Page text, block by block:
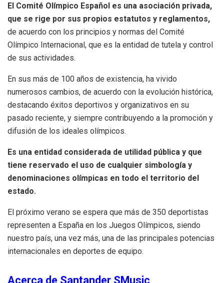
El Comité Olímpico Español es una asociación privada,
que se rige por sus propios estatutos y reglamentos,
de acuerdo con los principios y normas del Comité
Olímpico Internacional, que es la entidad de tutela y control
de sus actividades.
En sus más de 100 años de existencia, ha vivido
numerosos cambios, de acuerdo con la evolución histórica,
destacando éxitos deportivos y organizativos en su
pasado reciente, y siempre contribuyendo a la promoción y
difusión de los ideales olímpicos.
Es una entidad considerada de utilidad pública y que
tiene reservado el uso de cualquier simbología y
denominaciones olímpicas en todo el territorio del
estado.
El próximo verano se espera que más de 350 deportistas
representen a España en los Juegos Olímpicos, siendo
nuestro país, una vez más, una de las principales potencias
internacionales en deportes de equipo.
Acerca de Santander SMusic